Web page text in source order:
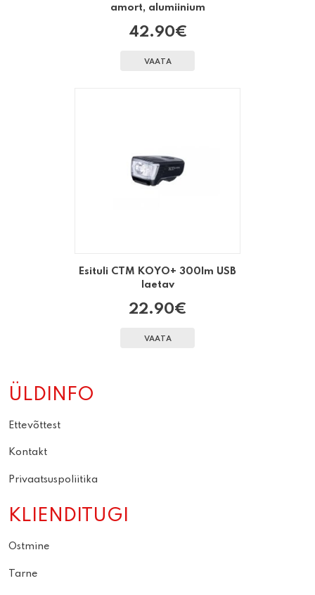
amort, alumiinium
42.90€
VAATA
Esituli CTM KOYO+ 300lm USB
laetav
22.90€
VAATA
ÜLDINFO
Ettevõttest
Kontakt
Privaatsuspoliitika
KLIENDITUGI
Ostmine
Tarne